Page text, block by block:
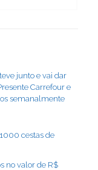
junto e vai dar
Carrefour e
semanalmente
cestas de
no valor de R$